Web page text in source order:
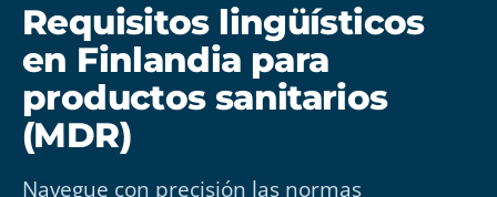
Requisitos lingüísticos
en Finlandia para
productos sanitarios
(MDR)
Navegue con precisión las normas